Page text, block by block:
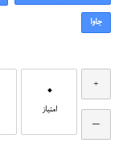
جاوا
0
امتیاز